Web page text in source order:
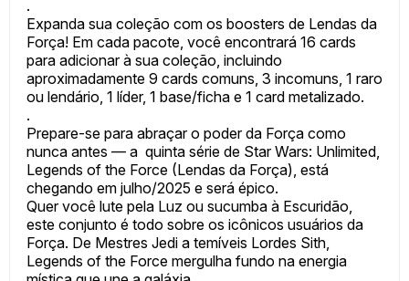
.
Expanda sua coleção com os boosters de Lendas da
Força! Em cada pacote, você encontrará 16 cards
para adicionar à sua coleção, incluindo
aproximadamente 9 cards comuns, 3 incomuns, 1 raro
ou lendário, 1 líder, 1 base/ficha e 1 card metalizado.
.
Prepare-se para abraçar o poder da Força como
nunca antes — a quinta série de Star Wars: Unlimited,
Legends of the Force (Lendas da Força), está
chegando em julho/2025 e será épico.
Quer você lute pela Luz ou sucumba à Escuridão,
este conjunto é todo sobre os icônicos usuários da
Força. De Mestres Jedi a temíveis Lordes Sith,
Legends of the Force mergulha fundo na energia